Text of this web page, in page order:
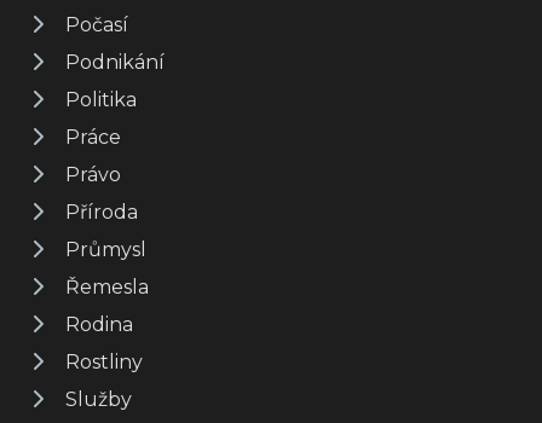
Počasí
Podnikání
Politika
Práce
Právo
Příroda
Průmysl
Řemesla
Rodina
Rostliny
Služby